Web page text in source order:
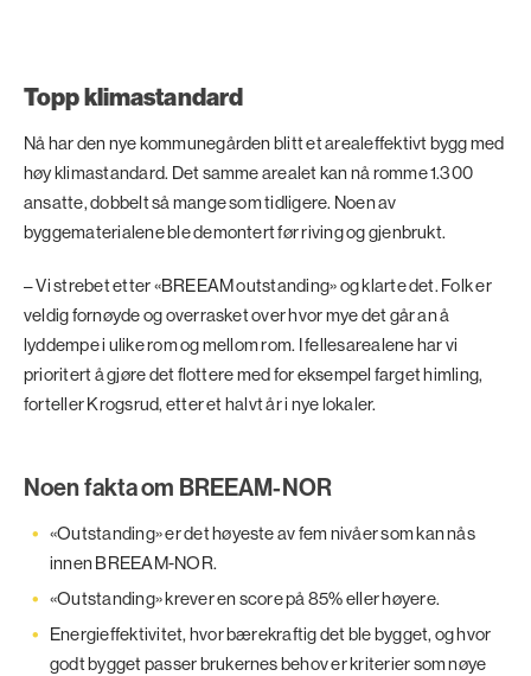
Topp klimastandard
Nå har den nye kommunegården blitt et arealeffektivt bygg med
høy klimastandard. Det samme arealet kan nå romme 1.300
ansatte, dobbelt så mange som tidligere. Noen av
byggematerialene ble demontert før riving og gjenbrukt.
– Vi strebet etter «BREEAM outstanding» og klarte det. Folk er
veldig fornøyde og overrasket over hvor mye det går an å
lyddempe i ulike rom og mellom rom. I fellesarealene har vi
prioritert å gjøre det flottere med for eksempel farget himling,
forteller Krogsrud, etter et halvt år i nye lokaler.
Noen fakta om BREEAM-NOR
«Outstanding» er det høyeste av fem nivåer som kan nås
innen BREEAM-NOR.
«Outstanding» krever en score på 85% eller høyere.
Energieffektivitet, hvor bærekraftig det ble bygget, og hvor
godt bygget passer brukernes behov er kriterier som nøye